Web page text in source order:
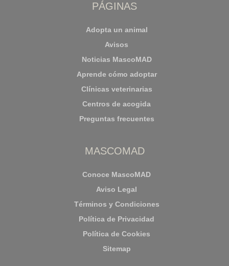
PÁGINAS
Adopta un animal
Avisos
Noticias MascoMAD
Aprende cómo adoptar
Clínicas veterinarias
Centros de acogida
Preguntas frecuentes
MASCOMAD
Conoce MascoMAD
Aviso Legal
Términos y Condiciones
Política de Privacidad
Política de Cookies
Sitemap